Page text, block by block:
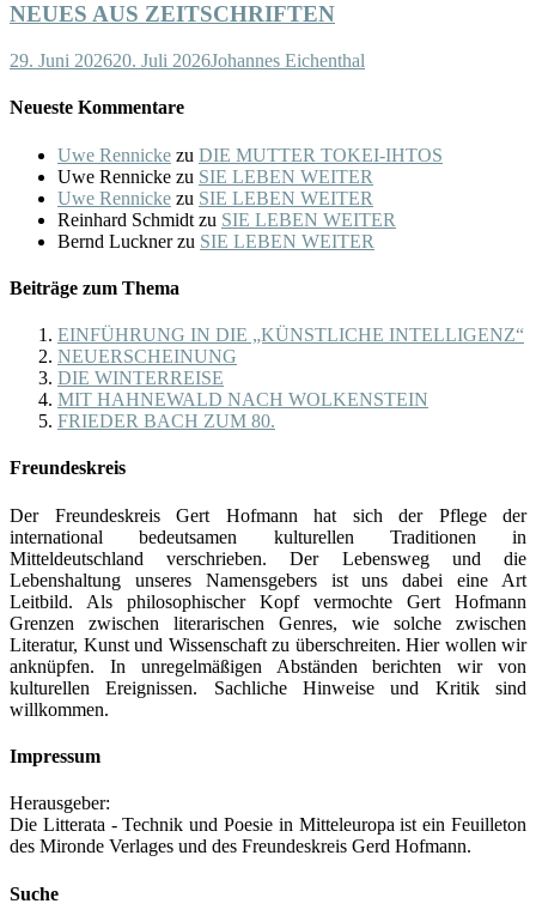
NEUES AUS ZEITSCHRIFTEN
29. Juni 202620. Juli 2026Johannes Eichenthal
Neueste Kommentare
Uwe Rennicke zu DIE MUTTER TOKEI-IHTOS
Uwe Rennicke zu SIE LEBEN WEITER
Uwe Rennicke zu SIE LEBEN WEITER
Reinhard Schmidt zu SIE LEBEN WEITER
Bernd Lucknerzu SIE LEBEN WEITER
Beiträge zum Thema
EINFÜHRUNG IN DIE „KÜNSTLICHE INTELLIGENZ“
NEUERSCHEINUNG
DIE WINTERREISE
MIT HAHNEWALD NACH WOLKENSTEIN
FRIEDER BACH ZUM 80.
Freundeskreis
Der Freundeskreis Gert Hofmann hat sich der Pflege der
international bedeutsamen kulturellen Traditionen in
Mitteldeutschland verschrieben. Der Lebensweg und die
Lebenshaltung unseres Namensgebers ist uns dabei eine Art
Leitbild. Als philosophischer Kopf vermochte Gert Hofmann
Grenzen zwischen literarischen Genres, wie solche zwischen
Literatur, Kunst und Wissenschaft zu überschreiten. Hier wollen wir
anknüpfen. In unregelmäßigen Abständen berichten wir von
kulturellen Ereignissen. Sachliche Hinweise und Kritik sind
willkommen.
Impressum
Herausgeber:
Die Litterata - Technik und Poesie in Mitteleuropa ist ein Feuilleton
des Mironde Verlages und des Freundeskreis Gerd Hofmann.
Suche